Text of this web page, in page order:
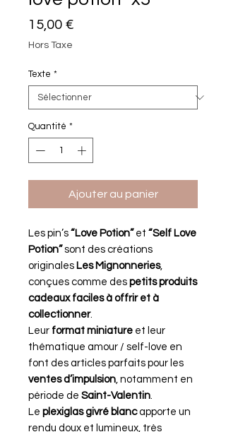
15,00 €Prix
Hors Taxe
Texte *
Quantité *
Ajouter au panier
Les pin’s “Love Potion”et “Self Love
Potion”sont des créations
originales Les Mignonneries,
conçues comme des petits produits
cadeaux faciles à offrir et à
collectionner.
Leur format miniature et leur
thématique amour / self-love en
font des articles parfaits pour les
ventes d’impulsion , notamment en
période de Saint-Valentin
Le plexiglas givré blancapporte un
rendu doux et lumineux, très